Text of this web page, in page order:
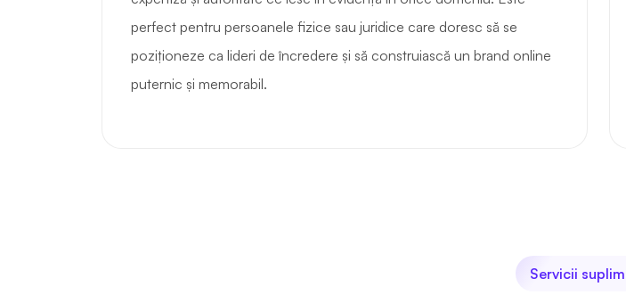
perfect pentru persoanele fizice sau juridice care doresc să se
poziționeze ca lideri de încredere și să construiască un brand online
puternic și memorabil.
Servicii